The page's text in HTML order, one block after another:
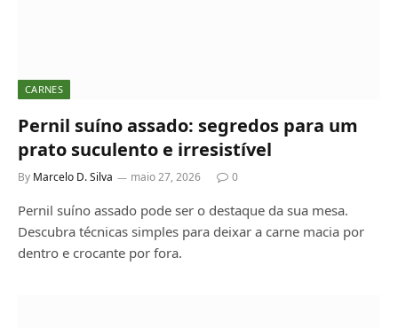
CARNES
Pernil suíno assado: segredos para um
prato suculento e irresistível
By Marcelo D. Silva maio 27, 2026 0
Pernil suíno assado pode ser o destaque da sua mesa.
Descubra técnicas simples para deixar a carne macia por
dentro e crocante por fora.